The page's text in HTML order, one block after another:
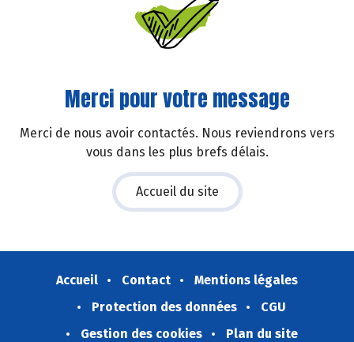
Merci pour votre message
Merci de nous avoir contactés. Nous reviendrons vers
vous dans les plus brefs délais.
Accueil du site
Accueil Contact
Mentions légales
Protection des données
CGU
Gestion des cookies
Plan du site